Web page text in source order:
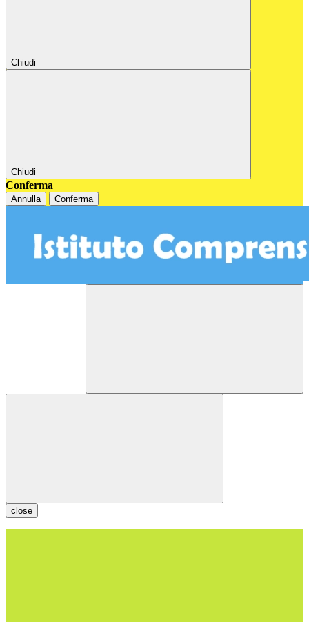
Chiudi
Chiudi
Conferma
Annulla Conferma
close